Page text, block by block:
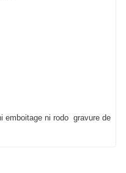
emboitage ni rodo gravure de